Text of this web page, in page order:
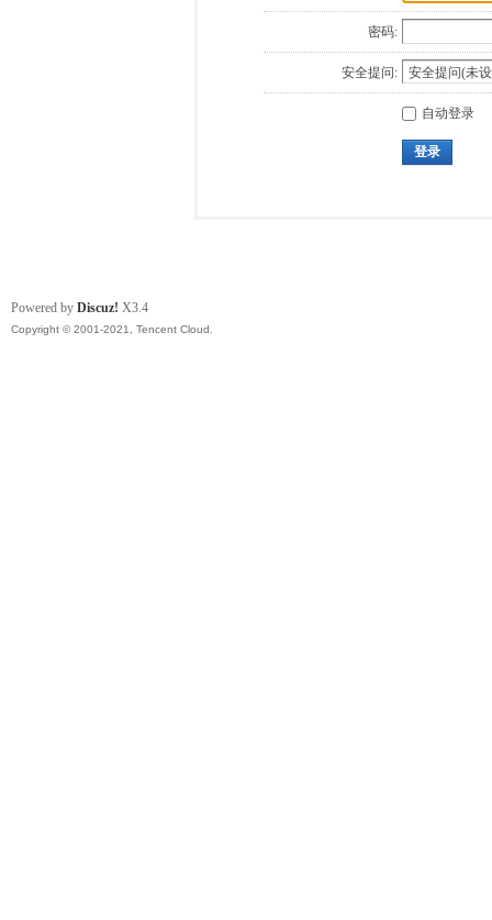
密码:
安全提问:
自动登录
登录
Powered by Discuz! X3.4
Copyright © 2001-2021, Tencent Cloud.